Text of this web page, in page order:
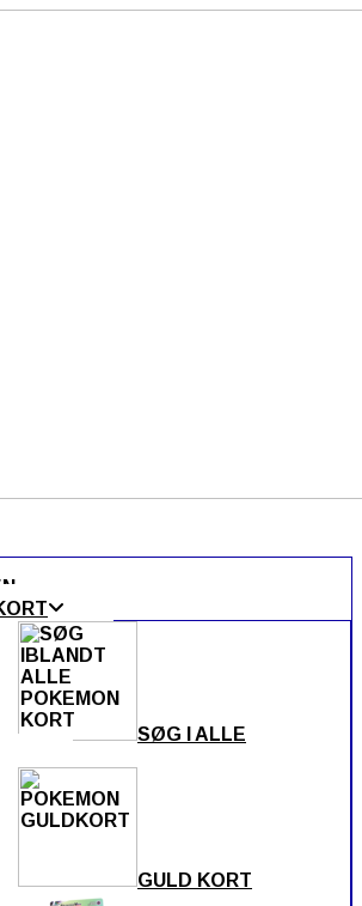
SØG I ALLE
GULD KORT